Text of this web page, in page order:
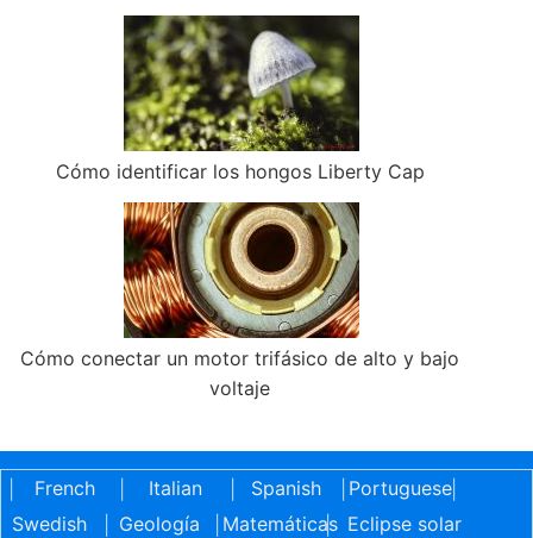
Cómo identificar los hongos Liberty Cap
Cómo conectar un motor trifásico de alto y bajo
voltaje
French Italian Spanish Portuguese|
Swedish
Geología Matemáticas
| Eclipse solar